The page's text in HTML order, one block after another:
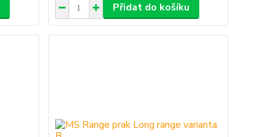
Přidat do košíku